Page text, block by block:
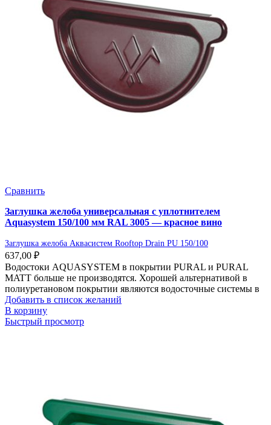
Сравнить
Заглушка желоба универсальная с уплотнителем
Aquasystem 150/100 мм RAL 3005 — красное вино
Заглушка желоба Аквасистем Rooftop Drain PU 150/100
637,00 ₽
Водостоки AQUASYSTEM в покрытии PURAL и PURAL
MATT больше не производятся. Хорошей альтернативой в
полиуретановом покрытии являются водосточные системы в
Добавить в список желаний
В корзину
Быстрый просмотр